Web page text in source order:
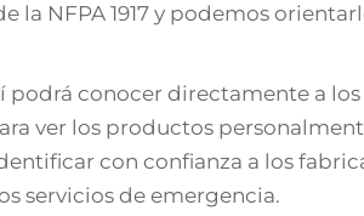
NFPA 1917 y podemos
podrá conocer directamente a
ver los productos
con confianza a los
servicios de emergencia.